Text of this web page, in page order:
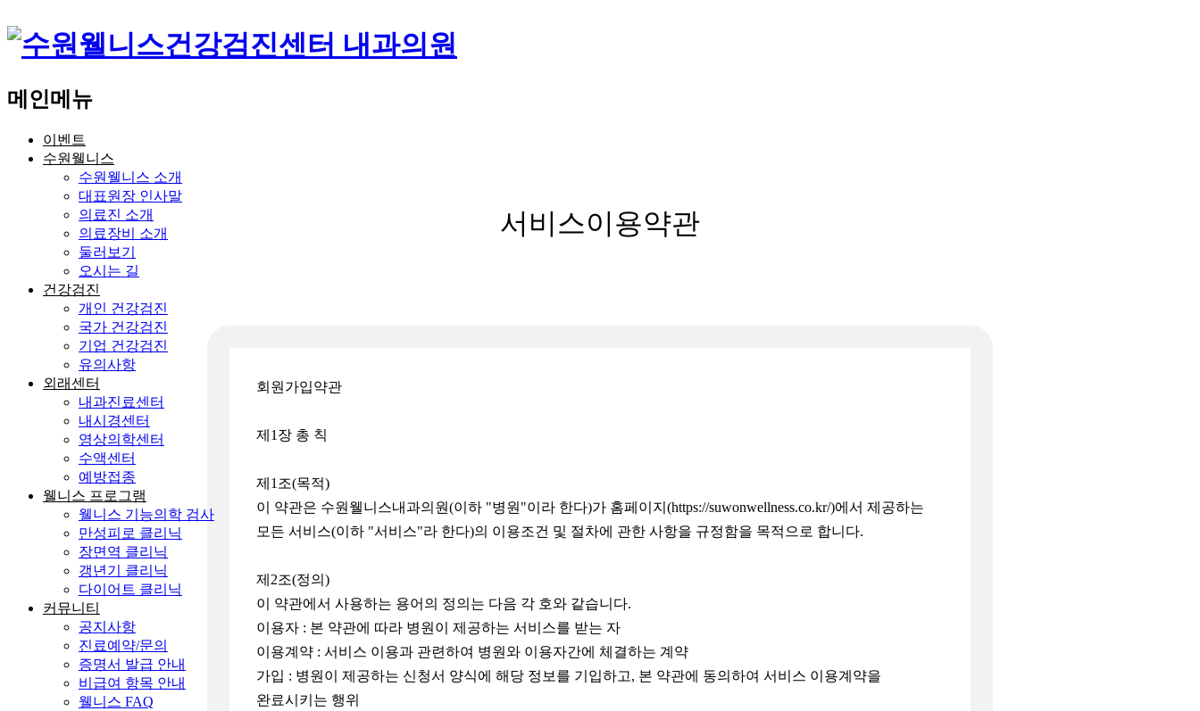
메인메뉴
이벤트
수원웰니스
수원웰니스 소개
대표원장 인사말
의료진 소개
의료장비 소개
둘러보기
오시는 길
건강검진
개인 건강검진
국가 건강검진
기업 건강검진
유의사항
외래센터
내과진료센터
내시경센터
영상의학센터
수액센터
예방접종
웰니스 프로그램
웰니스 기능의학 검사
만성피로 클리닉
장면역 클리닉
갱년기 클리닉
다이어트 클리닉
커뮤니티
공지사항
진료예약/문의
증명서 발급 안내
비급여 항목 안내
웰니스 FAQ
서비스이용약관
회원가입약관
제1장 총 칙
제1조(목적)
이 약관은 수원웰니스내과의원(이하 "병원"이라 한다)가 홈페이지(https://suwonwellness.co.kr/)에서 제공하는
모든 서비스(이하 "서비스"라 한다)의 이용조건 및 절차에 관한 사항을 규정함을 목적으로 합니다.
제2조(정의)
이 약관에서 사용하는 용어의 정의는 다음 각 호와 같습니다.
이용자 : 본 약관에 따라 병원이 제공하는 서비스를 받는 자
이용계약 : 서비스 이용과 관련하여 병원와 이용자간에 체결하는 계약
가입 : 병원이 제공하는 신청서 양식에 해당 정보를 기입하고, 본 약관에 동의하여 서비스 이용계약을
완료시키는 행위